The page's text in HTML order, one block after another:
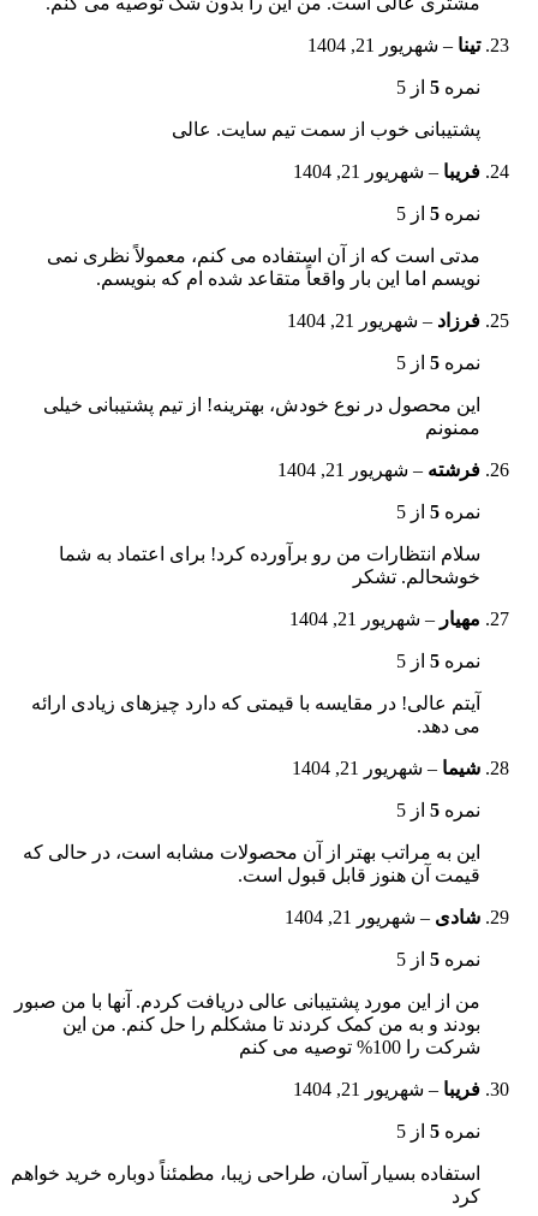
تینا – شهریور 21, 1404
نمره 5 از 5
پشتیبانی خوب از سمت تیم سایت. عالی
فریبا – شهریور 21, 1404
نمره 5 از 5
مدتی است که از آن استفاده می کنم، معمولاً نظری نمی
نویسم اما این بار واقعاً متقاعد شده ام که بنویسم.
فرزاد – شهریور 21, 1404
نمره 5 از 5
این محصول در نوع خودش، بهترینه! از تیم پشتیبانی خیلی
ممنونم
فرشته – شهریور 21, 1404
نمره 5 از 5
سلام انتظارات من رو برآورده کرد! برای اعتماد به شما
خوشحالم. تشکر
مهیار – شهریور 21, 1404
نمره 5 از 5
آیتم عالی! در مقایسه با قیمتی که دارد چیزهای زیادی ارائه
می دهد.
شیما – شهریور 21, 1404
نمره 5 از 5
این به مراتب بهتر از آن محصولات مشابه است، در حالی که
قیمت آن هنوز قابل قبول است.
شادی – شهریور 21, 1404
نمره 5 از 5
من از این مورد پشتیبانی عالی دریافت کردم. آنها با من صبور
بودند و به من کمک کردند تا مشکلم را حل کنم. من این
شرکت را 100% توصیه می کنم
فریبا – شهریور 21, 1404
نمره 5 از 5
استفاده بسیار آسان، طراحی زیبا، مطمئناً دوباره خرید خواهم
کرد